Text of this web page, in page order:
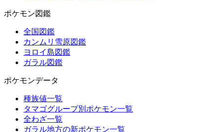
ポケモン図鑑
全国図鑑
カンムリ雪原図鑑
ヨロイ島図鑑
ガラル図鑑
ポケモンデータ
種族値一覧
タマゴグループ別ポケモン一覧
全わざ一覧
ガラル地方の新ポケモン一覧